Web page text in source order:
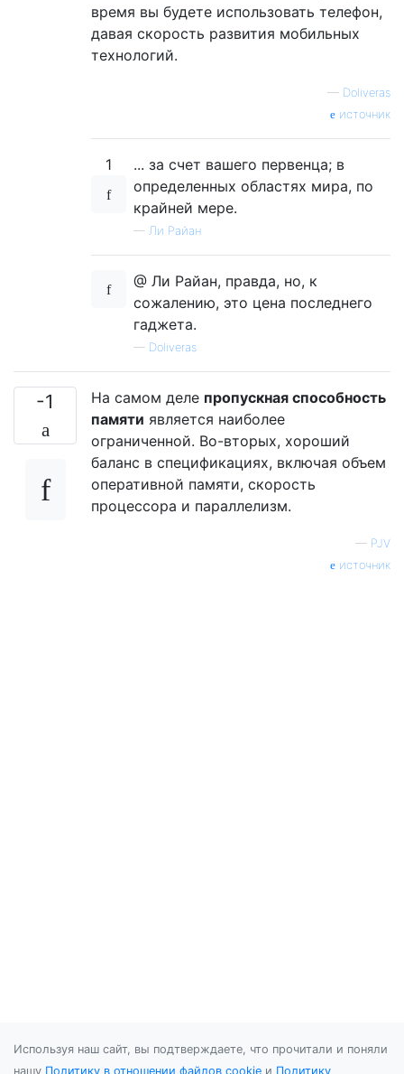
время вы будете использовать телефон,
давая скорость развития мобильных
технологий.
— Doliveras
источник
1
... за счет вашего первенца; в
определенных областях мира, по
крайней мере.
— Ли Райан
@ Ли Райан, правда, но, к
сожалению, это цена последнего
гаджета.
— Doliveras
-1 На самом деле пропускная способность
памяти является наиболее
ограниченной. Во-вторых, хороший
баланс в спецификациях, включая объем
оперативной памяти, скорость
процессора и параллелизм.
— PJV
источник
Используя наш сайт, вы подтверждаете, что прочитали и поняли
нашу Политику в отношении файлов cookie и Политику